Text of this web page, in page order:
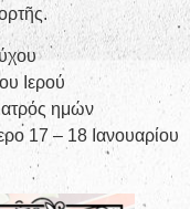
Ιερού
ημών
17 – 18 Ιανουαρίου